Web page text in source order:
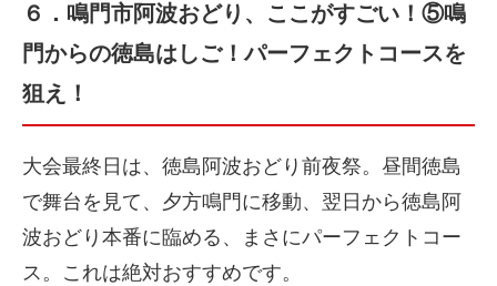
６．鳴門市阿波おどり、ここがすごい！⑤鳴
門からの徳島はしご！パーフェクトコースを
狙え！
大会最終日は、徳島阿波おどり前夜祭。昼間徳島
で舞台を見て、夕方鳴門に移動、翌日から徳島阿
波おどり本番に臨める、まさにパーフェクトコー
ス。これは絶対おすすめです。